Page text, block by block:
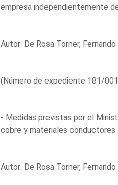
empresa independientemente
Autor: De Rosa Torner,
(Número de expediente 181/
- Medidas previstas por el
cobre y materiales conductores
Autor: De Rosa Torner,